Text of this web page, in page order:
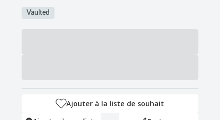
Vaulted
Ajouter à la liste de souhait